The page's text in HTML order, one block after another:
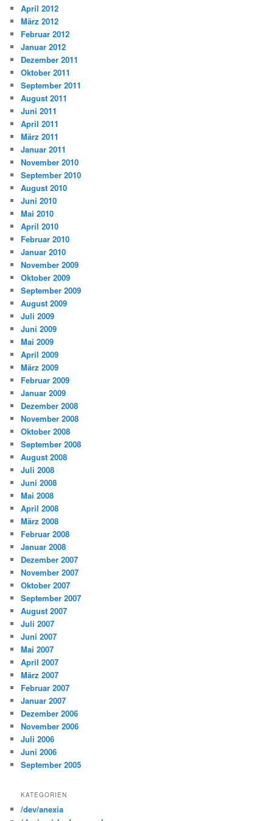
April 2012
März 2012
Februar 2012
Januar 2012
Dezember 2011
Oktober 2011
September 2011
August 2011
Juni 2011
April 2011
März 2011
Januar 2011
November 2010
September 2010
August 2010
Juni 2010
Mai 2010
April 2010
Februar 2010
Januar 2010
November 2009
Oktober 2009
September 2009
August 2009
Juli 2009
Juni 2009
Mai 2009
April 2009
März 2009
Februar 2009
Januar 2009
Dezember 2008
November 2008
Oktober 2008
September 2008
August 2008
Juli 2008
Juni 2008
Mai 2008
April 2008
März 2008
Februar 2008
Januar 2008
Dezember 2007
November 2007
Oktober 2007
September 2007
August 2007
Juli 2007
Juni 2007
Mai 2007
April 2007
März 2007
Februar 2007
Januar 2007
Dezember 2006
November 2006
Juli 2006
Juni 2006
September 2005
KATEGORIEN
/dev/anexia